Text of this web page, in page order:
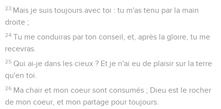
le pays.
9 Nous ne voyons plus nos signes ; il n'y a plus de prophète,
et il n'y a personne avec nous qui sache jusques à quand.
10 Jusques à quand, ô Dieu ! l'adversaire dira-t-il des
outrages ? L'ennemi méprisera-t-il ton nom à jamais ?
11 Pourquoi détournes-tu ta main, et ta droite ? Tire-la de ton
sein : détruis !
12 Et Dieu est d'ancienneté mon roi, opérant des délivrances